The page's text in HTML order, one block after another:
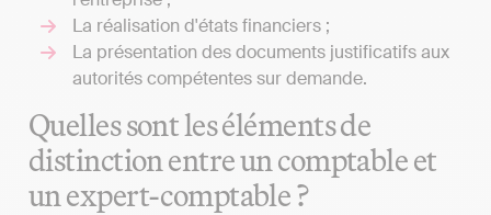
La réalisation d'états financiers ;
La présentation des documents justificatifs aux
autorités compétentes sur demande.
Quelles sont les éléments de
distinction entre un comptable et
un expert-comptable ?